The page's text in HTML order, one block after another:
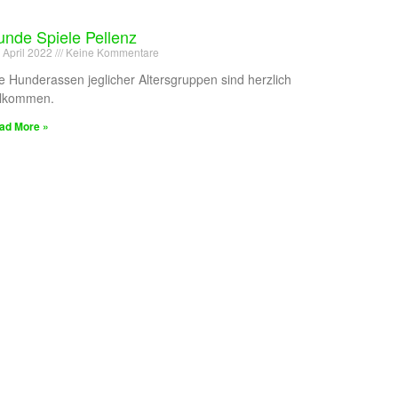
Spiele Pellenz
April 2022 Keine Kommentare
Hunderassen jeglicher Altersgruppen sind herzlich
More »